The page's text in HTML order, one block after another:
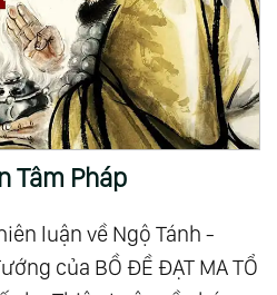
Tâm Pháp
luận về Ngộ Tánh -
của BỒ ĐỀ ĐẠT MA TỔ